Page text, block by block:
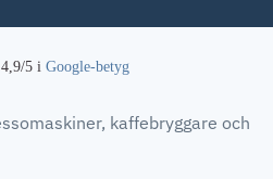
4,9/5 i Google-betyg